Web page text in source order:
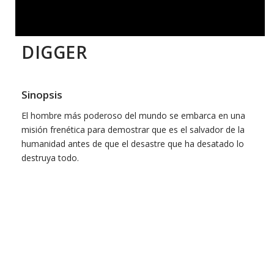
DIGGER
Sinopsis
El hombre más poderoso del mundo se embarca en una
misión frenética para demostrar que es el salvador de la
humanidad antes de que el desastre que ha desatado lo
destruya todo.